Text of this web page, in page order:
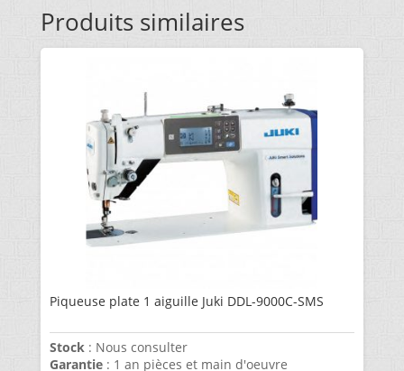
Produits similaires
Piqueuse plate 1 aiguille Juki DDL-9000C-SMS
Stock: Nous consulter
Garantie: 1 an pièces et main d'oeuvre